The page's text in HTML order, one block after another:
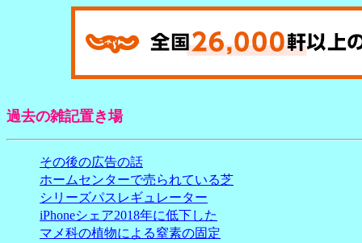
過去の雑記置き場
その後の広告の話
ホームセンターで売られている芝
シリーズパスレギュレーター
iPhoneシェア2018年に低下した
マメ科の植物による窒素の固定